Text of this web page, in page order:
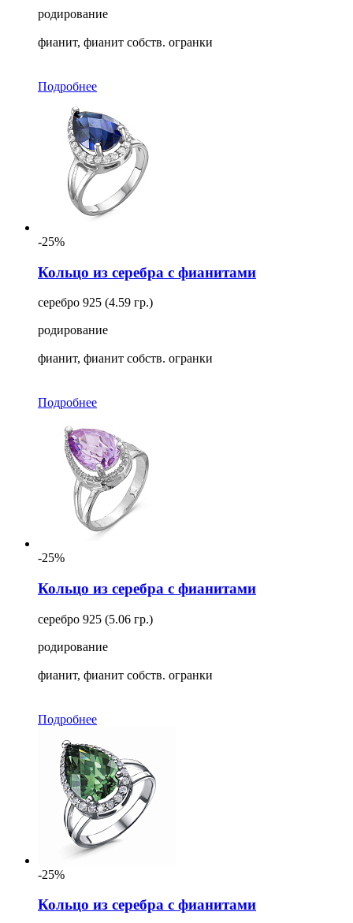
родирование
фианит, фианит собств. огранки
Подробнее
-25%
Кольцо из серебра с фианитами
серебро 925 (4.59 гр.)
родирование
фианит, фианит собств. огранки
Подробнее
-25%
Кольцо из серебра с фианитами
серебро 925 (5.06 гр.)
родирование
фианит, фианит собств. огранки
Подробнее
-25%
Кольцо из серебра с фианитами